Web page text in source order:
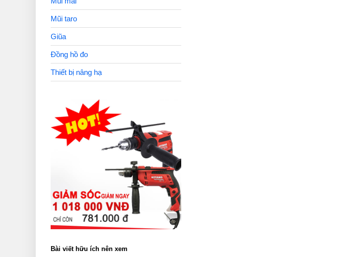
Mũi taro
Giũa
Đồng hồ đo
Thiết bị nâng hạ
Bài viết hữu ích nên xem